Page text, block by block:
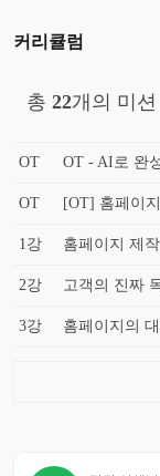
커리큘럼
총 22개의 미션
OT OT - AI로 완
OT
1강 홈페이지 제
2강 고객의 진짜
3강 홈페이지의